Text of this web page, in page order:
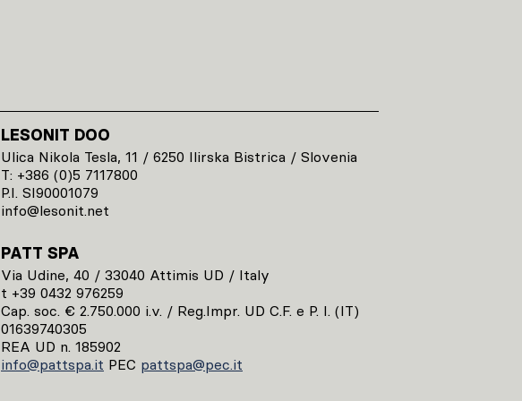
LESONIT DOO
Ulica Nikola Tesla, 11 / 6250 Ilirska Bistrica / Slovenia
T: +386 (0)5 7117800
P.I. SI90001079
info@lesonit.net
PATT SPA
Via Udine, 40 / 33040 Attimis UD / Italy
t +39 0432 976259
Cap. soc. € 2.750.000 i.v. / Reg.Impr. UD C.F. e P. I. (IT)
01639740305
REA UD n. 185902
info@pattspa.it PEC pattspa@pec.it